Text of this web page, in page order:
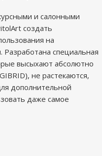
и салонными
создать
на
Разработана специальная
высыхают абсолютно
не растекаются,
дополнительной
даже самое